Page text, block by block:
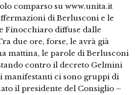
comparso su www.unita.it
di Berlusconi e le
Finocchiaro diffuse dalle
due ore, forse, le avrà già
mattina, le parole di Berlusconi
contro il decreto Gelmini
manifestanti ci sono gruppi di
il presidente del Consiglio –